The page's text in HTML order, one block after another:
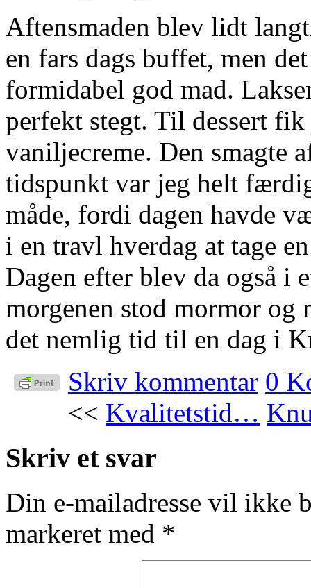
Aftensmaden blev lidt
en fars dags buffet, men
formidabel god mad.
perfekt stegt. Til dessert
vaniljecreme. Den smagte
tidspunkt var jeg helt
måde, fordi dagen havde
i en travl hverdag at tage
Dagen efter blev da også i
morgenen stod mormor og
det nemlig tid til en dag i
Skriv kommentar 0
<< Kvalitetstid…
Skriv et svar
Din e-mailadresse vil ikke
markeret med *